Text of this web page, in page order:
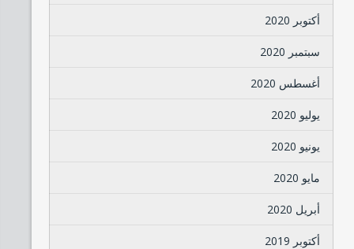
أكتوبر 2020
سبتمبر 2020
أغسطس 2020
يوليو 2020
يونيو 2020
مايو 2020
أبريل 2020
أكتوبر 2019